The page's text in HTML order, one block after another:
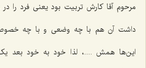
مرحوم آقا کارش تربیت بود یعنی فرد را
داشت آن هم با چه وضعی و با چه
این‌ها همش ....، لذا خود به خود بعد